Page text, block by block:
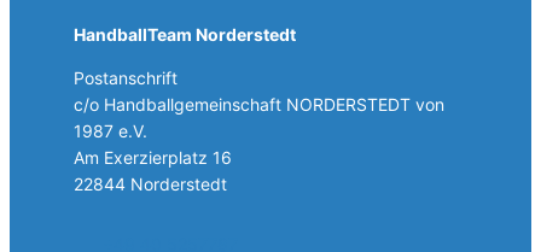
HandballTeam Norderstedt
Postanschrift
c/o Handballgemeinschaft NORDERSTEDT von
1987 e.V.
Am Exerzierplatz 16
22844 Norderstedt